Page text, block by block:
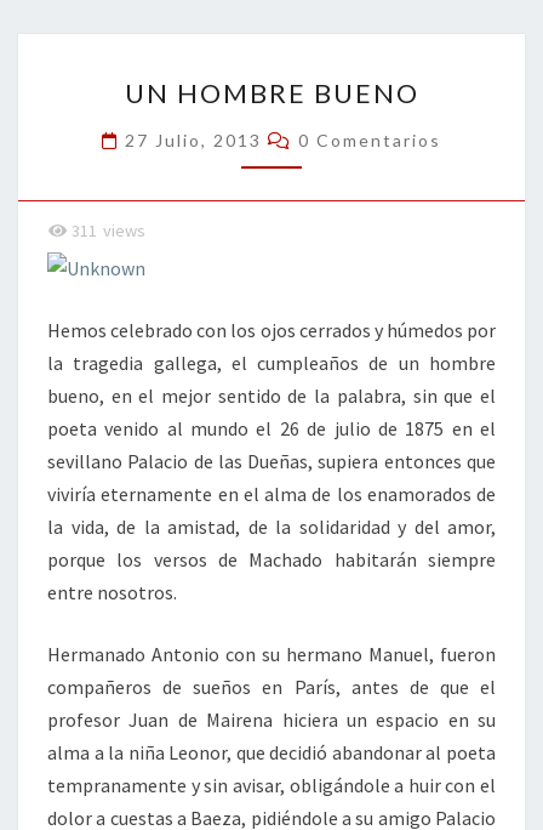
o
n
ar
tir
HOMBRE
BUENO
UN HOMBRE BUENO
27 Julio, 2013 Comentarios
0 Comentarios
311 views
Hemos celebrado con los ojos cerrados y húmedos por
la tragedia gallega, el cumpleaños de un hombre
bueno, en el mejor sentido de la palabra, sin que el
poeta venido al mundo el 26 de julio de 1875 en el
sevillano Palacio de las Dueñas, supiera entonces que
viviría eternamente en el alma de los enamorados de
la vida, de la amistad, de la solidaridad y del amor,
porque los versos de Machado habitarán siempre
entre nosotros.
Hermanado Antonio con su hermano Manuel, fueron
compañeros de sueños en París, antes de que el
profesor Juan de Mairena hiciera un espacio en su
alma a la niña Leonor, que decidió abandonar al poeta
tempranamente y sin avisar, obligándole a huir con el
dolor a cuestas a Baeza, pidiéndole a su amigo Palacio